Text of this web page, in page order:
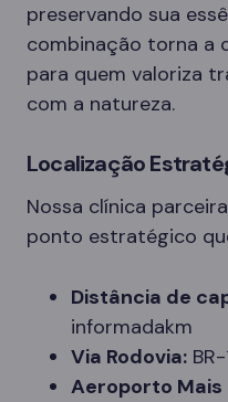
preservando sua
combinação torna a
para quem valoriza
com a natureza.
Localização
Nossa clínica
ponto estratégico
Distância de
informadakm
Via Rodovia:
Aeroporto Mais